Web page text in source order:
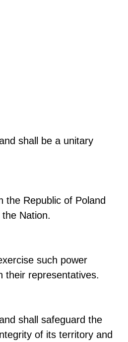
shall be a unitary
the Republic of Poland
Nation.
such power
their representatives.
shall safeguard the
of its territory and